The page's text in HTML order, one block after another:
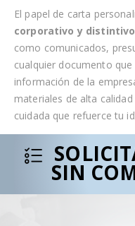
El papel de carta
corporativo y
como comunicados,
cualquier documento
información de la
materiales de alta
cuidada que refuerce tu
SIN